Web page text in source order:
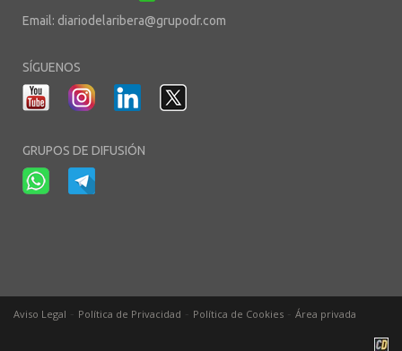
Email: diariodelaribera@grupodr.com
SÍGUENOS
GRUPOS DE DIFUSIÓN
Aviso Legal Política de Privacidad Política de Cookies Área privada